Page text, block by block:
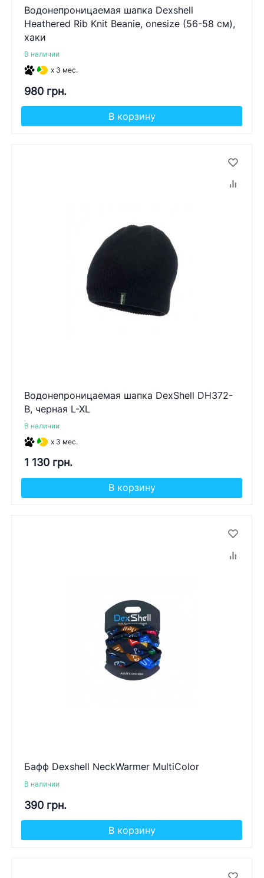
Водонепроницаемая шапка Dexshell
Heathered Rib Knit Beanie, onesize (56-58 см),
хаки
В наличии
x 3 мес.
980 грн.
В корзину
Водонепроницаемая шапка DexShell DH372-
B, черная L-XL
В наличии
x 3 мес.
1 130 грн.
В корзину
Бафф Dexshell NeckWarmer MultiColor
В наличии
390 грн.
В корзину